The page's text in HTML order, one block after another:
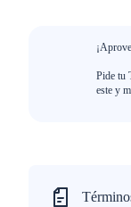
Pide tu
este y